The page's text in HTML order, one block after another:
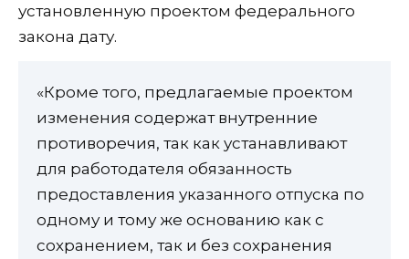
установленную проектом федерального
закона дату.
«Кроме того, предлагаемые проектом
изменения содержат внутренние
противоречия, так как устанавливают
для работодателя обязанность
предоставления указанного отпуска по
одному и тому же основанию как с
сохранением, так и без сохранения